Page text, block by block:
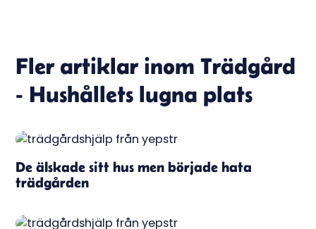
Fler artiklar inomTrädgård
- Hushållets lugna plats
De älskade sitt hus men började hata
trädgården